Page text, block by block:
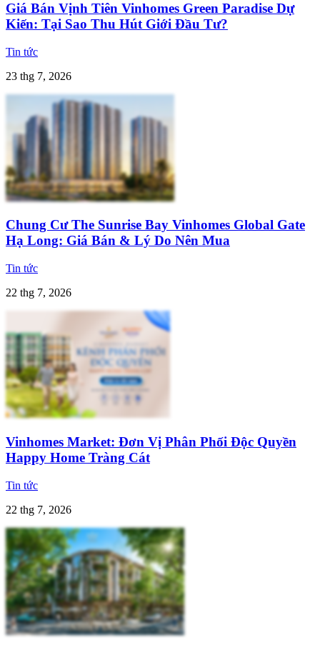
Giá Bán Vịnh Tiên Vinhomes Green Paradise Dự
Kiến: Tại Sao Thu Hút Giới Đầu Tư?
Tin tức
23 thg 7, 2026
Chung Cư The Sunrise Bay Vinhomes Global Gate
Hạ Long: Giá Bán & Lý Do Nên Mua
Tin tức
22 thg 7, 2026
Vinhomes Market: Đơn Vị Phân Phối Độc Quyền
Happy Home Tràng Cát
Tin tức
22 thg 7, 2026